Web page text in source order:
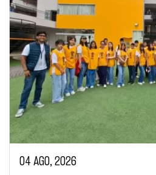
04 AGO, 2026